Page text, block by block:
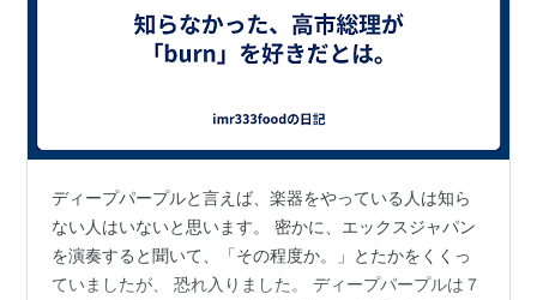
ディープパープルと言えば、楽器をやっている人は知ら
ない人はいないと思います。 密かに、エックスジャパン
を演奏すると聞いて、「その程度か。」とたかをくくっ
ていましたが、 恐れ入りました。 ディープパープルは７